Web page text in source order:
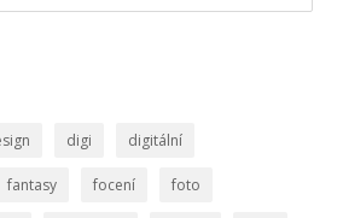
digi digitální
fantasy focení foto